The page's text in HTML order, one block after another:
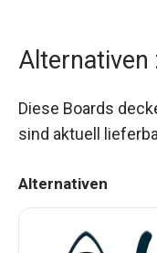
Alternativen
Diese Boards
sind aktuell
Alternativen